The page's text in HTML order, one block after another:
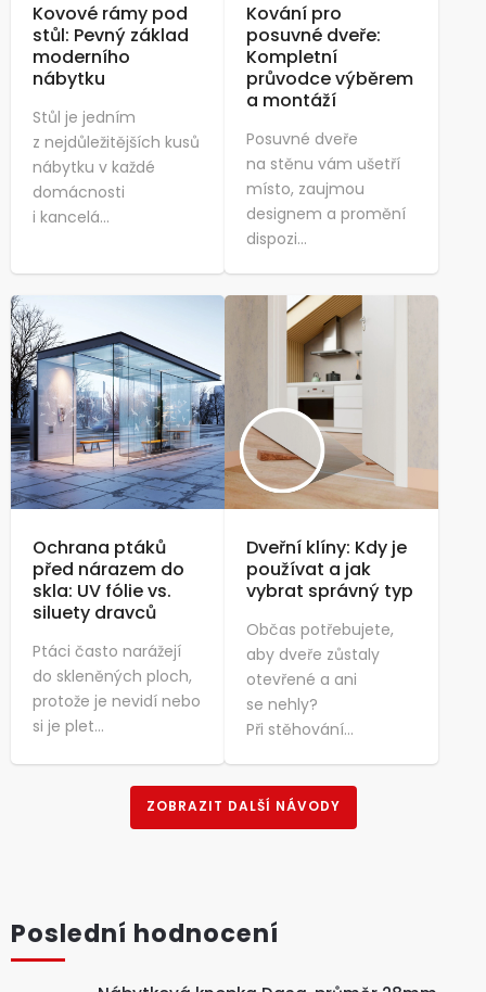
Kovové rámy pod
stůl: Pevný základ
moderního
nábytku
Stůl je jedním
z nejdůležitějších kusů
nábytku v každé
domácnosti
i kancelá...
Kování pro
posuvné dveře:
Kompletní
průvodce výběrem
a montáží
Posuvné dveře
na stěnu vám ušetří
místo, zaujmou
designem a promění
dispozi...
Ochrana ptáků
před nárazem do
skla: UV fólie vs.
siluety dravců
Ptáci často narážejí
do skleněných ploch,
protože je nevidí nebo
si je plet...
Dveřní klíny: Kdy je
používat a jak
vybrat správný typ
Občas potřebujete,
aby dveře zůstaly
otevřené a ani
se nehly?
Při stěhování...
ZOBRAZIT DALŠÍ NÁVODY
Poslední hodnocení